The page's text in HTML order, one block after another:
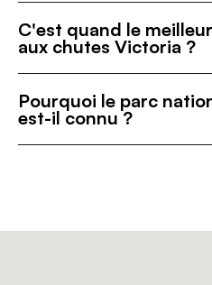
C'est quand le
aux chutes Victoria ?
Pourquoi le parc
est-il connu ?